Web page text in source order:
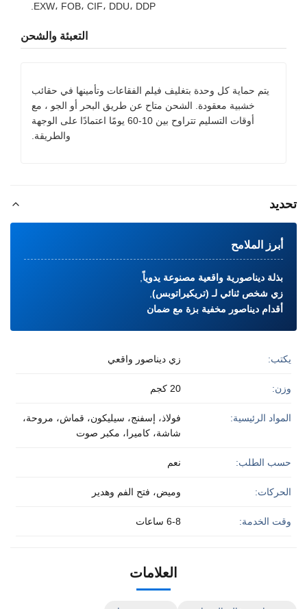
EXW، FOB، CIF، DDU، DDP.
التعبئة والشحن
يتم حماية كل وحدة بتغليف فيلم الفقاعات وتأمينها في حقائب
خشبية معقودة. الشحن متاح عن طريق البحر أو الجو ، مع
أوقات التسليم تتراوح بين 10-60 يومًا اعتمادًا على الوجهة
والطريقة.
تحديد
أبرز الملامح
بذلة ديناصورية واقعية مصنوعة يدوياً
زي شخص ثنائي لـ (تريكيراتوبس)
أقدام ديناصور مخفية بزة مع ضمان
يكتب: زي ديناصور واقعي
وزن: 20 كجم
المواد الرئيسية:
فولاذ، إسفنج، سيليكون، قماش، مروحة،
شاشة، كاميرا، مكبر صوت
حسب الطلب: نعم
الحركات: وميض، فتح الفم وهدير
وقت الخدمة: 6-8 ساعات
العلامات